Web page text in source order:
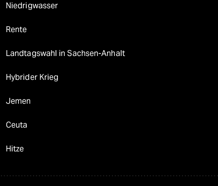
Niedrigwasser
Rente
Landtagswahl in Sachsen-Anhalt
Hybrider Krieg
Jemen
Ceuta
Hitze